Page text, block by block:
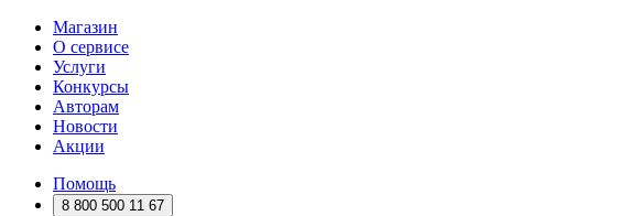
Магазин
О сервисе
Услуги
Конкурсы
Авторам
Новости
Акции
Помощь
8 800 500 11 67